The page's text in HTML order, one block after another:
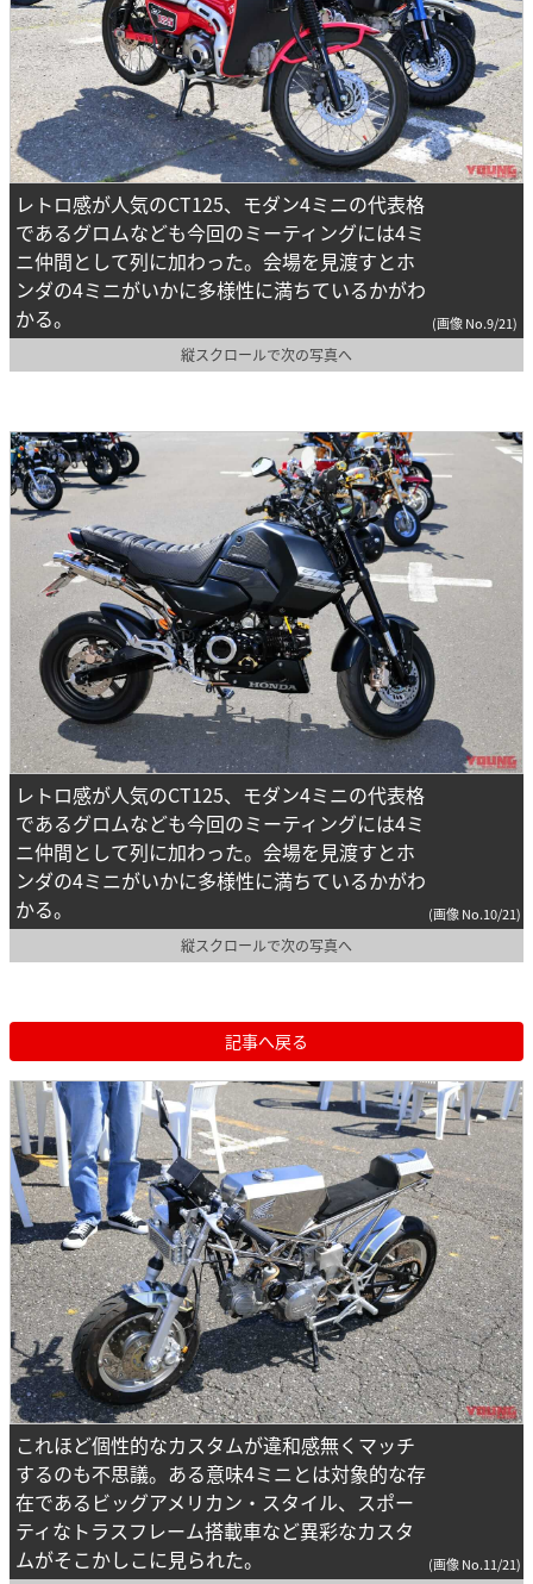
レトロ感が人気のCT125、モダン4ミニの代表格
であるグロムなども今回のミーティングには4ミ
ニ仲間として列に加わった。会場を見渡すとホ
ンダの4ミニがいかに多様性に満ちているかがわ
かる。
(画像 No.9/21)
縦スクロールで次の写真へ
レトロ感が人気のCT125、モダン4ミニの代表格
であるグロムなども今回のミーティングには4ミ
ニ仲間として列に加わった。会場を見渡すとホ
ンダの4ミニがいかに多様性に満ちているかがわ
かる。
(画像 No.10/21)
縦スクロールで次の写真へ
記事へ戻る
これほど個性的なカスタムが違和感無くマッチ
するのも不思議。ある意味4ミニとは対象的な存
在であるビッグアメリカン・スタイル、スポー
ティなトラスフレーム搭載車など異彩なカスタ
ムがそこかしこに見られた。
(画像 No.11/21)